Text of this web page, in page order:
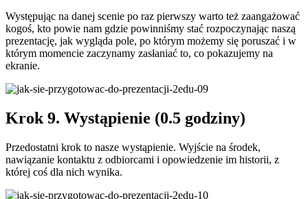
Występując na danej scenie po raz pierwszy warto też zaangażować
kogoś, kto powie nam gdzie powinniśmy stać rozpoczynając naszą
prezentację, jak wygląda pole, po którym możemy się poruszać i w
którym momencie zaczynamy zasłaniać to, co pokazujemy na
ekranie.
Krok 9. Wystąpienie (0.5 godziny)
Przedostatni krok to nasze wystąpienie. Wyjście na środek,
nawiązanie kontaktu z odbiorcami i opowiedzenie im historii, z
której coś dla nich wynika.